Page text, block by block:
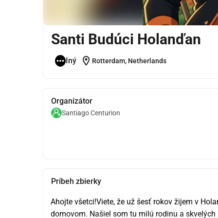
Santi Budúci Holanďan
Iný location_on Rotterdam, Netherlands
Organizátor
Santiago Centurion
Príbeh zbierky
Ahojte všetci!Viete, že už šesť rokov žijem v
domovom. Našiel som tu milú rodinu a